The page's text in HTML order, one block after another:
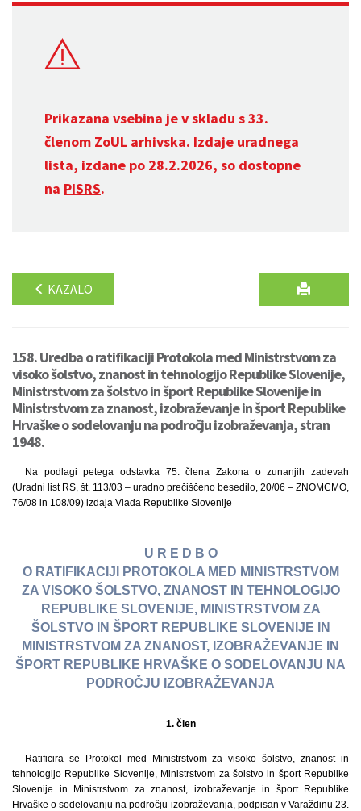
Prikazana vsebina je v skladu s 33.
členom ZoUL arhivska. Izdaje uradnega
lista, izdane po 28.2.2026, so dostopne
na PISRS.
KAZALO
158. Uredba o ratifikaciji Protokola med Ministrstvom za
visoko šolstvo, znanost in tehnologijo Republike Slovenije,
Ministrstvom za šolstvo in šport Republike Slovenije in
Ministrstvom za znanost, izobraževanje in šport Republike
Hrvaške o sodelovanju na področju izobraževanja, stran
1948.
Na podlagi petega odstavka 75. člena Zakona o zunanjih zadevah
(Uradni list RS, št. 113/03 – uradno prečiščeno besedilo, 20/06 – ZNOMCMO,
76/08 in 108/09) izdaja Vlada Republike Slovenije
U R E D B O
O RATIFIKACIJI PROTOKOLA MED MINISTRSTVOM
ZA VISOKO ŠOLSTVO, ZNANOST IN TEHNOLOGIJO
REPUBLIKE SLOVENIJE, MINISTRSTVOM ZA
ŠOLSTVO IN ŠPORT REPUBLIKE SLOVENIJE IN
MINISTRSTVOM ZA ZNANOST, IZOBRAŽEVANJE IN
ŠPORT REPUBLIKE HRVAŠKE O SODELOVANJU NA
PODROČJU IZOBRAŽEVANJA
1. člen
Ratificira se Protokol med Ministrstvom za visoko šolstvo, znanost in
tehnologijo Republike Slovenije, Ministrstvom za šolstvo in šport Republike
Slovenije in Ministrstvom za znanost, izobraževanje in šport Republike
Hrvaške o sodelovanju na področju izobraževanja, podpisan v Varaždinu 23.